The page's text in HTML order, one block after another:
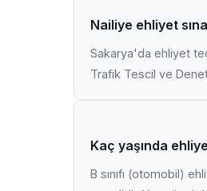
Nailiye ehliyet
Sakarya'da ehliyet
Trafik Tescil ve
Kaç yaşında
B sınıfı (otomobil)